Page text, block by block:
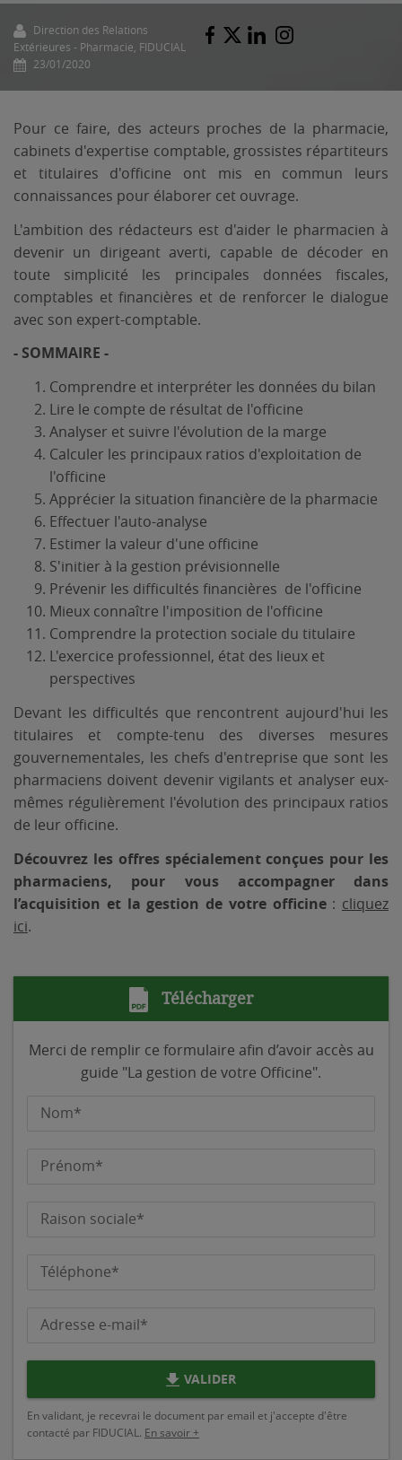
Direction des Relations
Extérieures - Pharmacie, FIDUCIAL
23/01/2020
Pour ce faire, des acteurs proches de la pharmacie,
cabinets d'expertise comptable, grossistes répartiteurs
et titulaires d'officine ont mis en commun leurs
connaissances pour élaborer cet ouvrage.
L'ambition des rédacteurs est d'aider le pharmacien à
devenir un dirigeant averti, capable de décoder en
toute simplicité les principales données fiscales,
comptables et financières et de renforcer le dialogue
avec son expert-comptable.
- SOMMAIRE -
Comprendre et interpréter les données du bilan
Lire le compte de résultat de l'officine
Analyser et suivre l'évolution de la marge
Calculer les principaux ratios d'exploitation de
l'officine
Apprécier la situation financière de la pharmacie
Effectuer l'auto-analyse
Estimer la valeur d'une officine
S'initier à la gestion prévisionnelle
Prévenir les difficultés financières de l'officine
Mieux connaître l'imposition de l'officine
Comprendre la protection sociale du titulaire
L'exercice professionnel, état des lieux et
perspectives
Devant les difficultés que rencontrent aujourd'hui les
titulaires et compte-tenu des diverses mesures
gouvernementales, les chefs d'entreprise que sont les
pharmaciens doivent devenir vigilants et analyser eux-
mêmes régulièrement l'évolution des principaux ratios
de leur officine.
Découvrez les offres spécialement conçues pour les
pharmaciens, pour vous accompagner dans
l’acquisition et la gestion de votre officine: cliquez
ici.
Télécharger
Merci de remplir ce formulaire afin d’avoir accès au
guide "La gestion de votre Officine".
Nom*
Prénom*
Raison sociale*
Téléphone*
Adresse e-mail*
VALIDER
En validant, je recevrai le document par email et j'accepte d'être
contacté par FIDUCIAL. En savoir +